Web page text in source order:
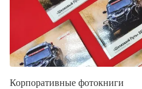
Корпоративные фотокниги